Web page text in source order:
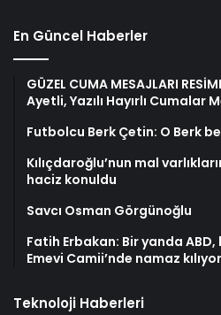
En Güncel Haberler
GÜZEL CUMA MESAJLARI
Ayetli, Yazılı Hayırlı Cumalar
Futbolcu Berk Çetin: O Berk
Kılıçdaroğlu’nun mal
haciz konuldu
Savcı Osman Görgünoğlu
Fatih Erbakan: Bir yanda
Emevi Camii’nde namaz
Teknoloji Haberleri